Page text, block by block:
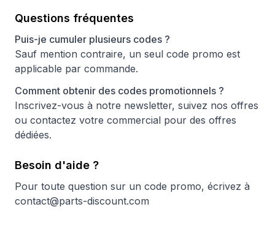
Questions fréquentes
Puis-je cumuler plusieurs codes ?
Sauf mention contraire, un seul code promo est
applicable par commande.
Comment obtenir des codes promotionnels ?
Inscrivez-vous à notre newsletter, suivez nos offres
ou contactez votre commercial pour des offres
dédiées.
Besoin d'aide ?
Pour toute question sur un code promo, écrivez à
contact@parts-discount.com